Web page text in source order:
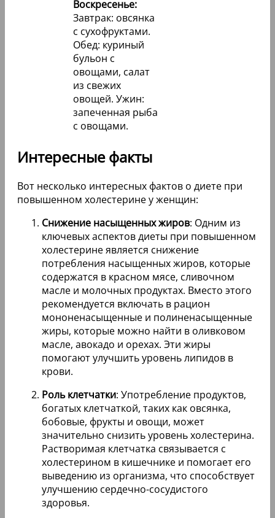
Воскресенье:
Завтрак: овсянка
с сухофруктами.
Обед: куриный
бульон с
овощами, салат
из свежих
овощей. Ужин:
запеченная рыба
с овощами.
Интересные факты
Вот несколько интересных фактов о диете при
повышенном холестерине у женщин:
Снижение насыщенных жиров: Одним из
ключевых аспектов диеты при повышенном
холестерине является снижение
потребления насыщенных жиров, которые
содержатся в красном мясе, сливочном
масле и молочных продуктах. Вместо этого
рекомендуется включать в рацион
мононенасыщенные и полиненасыщенные
жиры, которые можно найти в оливковом
масле, авокадо и орехах. Эти жиры
помогают улучшить уровень липидов в
крови.
Роль клетчатки: Употребление продуктов,
богатых клетчаткой, таких как овсянка,
бобовые, фрукты и овощи, может
значительно снизить уровень холестерина.
Растворимая клетчатка связывается с
холестерином в кишечнике и помогает его
выведению из организма, что способствует
улучшению сердечно-сосудистого
здоровья.